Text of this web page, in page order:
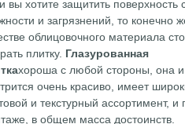
вы хотите защитить поверхность
и загрязнений, то конечно
облицовочного материала
плитку. Глазурованная
хороша с любой стороны, она и
очень красиво, имеет
и текстурный ассортимент, и
в общем масса достоинств.